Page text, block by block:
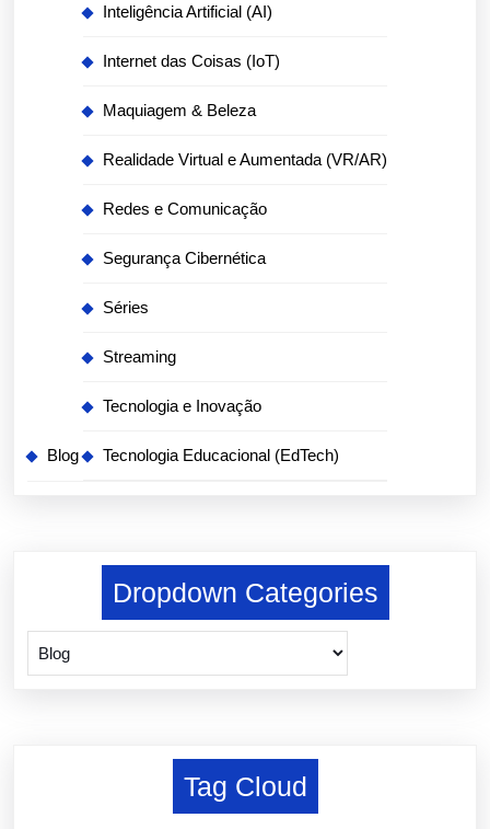
Blog
Inteligência Artificial (AI)
Internet das Coisas (IoT)
Maquiagem & Beleza
Realidade Virtual e Aumentada (VR/AR)
Redes e Comunicação
Segurança Cibernética
Séries
Streaming
Tecnologia e Inovação
Tecnologia Educacional (EdTech)
Dropdown Categories
Tag Cloud